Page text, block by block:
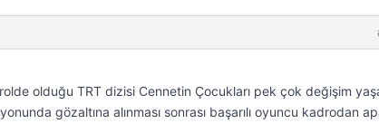
olduğu TRT dizisi Cennetin Çocukları pek çok değişim
gözaltına alınması sonrası başarılı oyuncu kadrodan